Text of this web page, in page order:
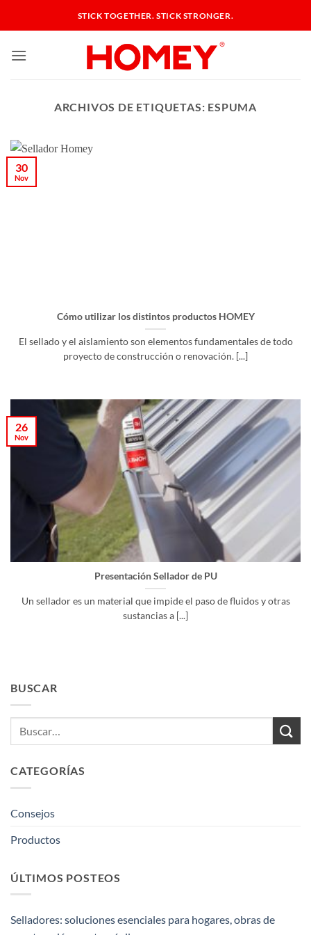
STICK TOGETHER. STICK STRONGER.
ARCHIVOS DE ETIQUETAS: ESPUMA
Cómo utilizar los distintos productos HOMEY
El sellado y el aislamiento son elementos fundamentales de todo
proyecto de construcción o renovación. [...]
30
Nov
Presentación Sellador de PU
Un sellador es un material que impide el paso de fluidos y otras
sustancias a [...]
26
Nov
BUSCAR
CATEGORÍAS
Consejos
Productos
ÚLTIMOS POSTEOS
Selladores: soluciones esenciales para hogares, obras de